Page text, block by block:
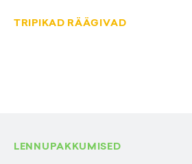
TRIPIKAD RÄÄGIVAD
LENNUPAKKUMISED